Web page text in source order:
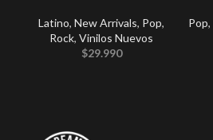
Latino, New Arrivals, Pop,
Rock, Vinilos Nuevos
$29.990
Pop,